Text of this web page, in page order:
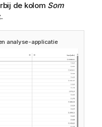
de kolom Som
analyse-applicatie